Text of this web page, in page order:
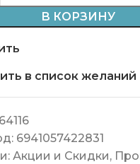
В КОРЗИНУ
в список желаний
64116
6941057422831
Акции и Скидки,